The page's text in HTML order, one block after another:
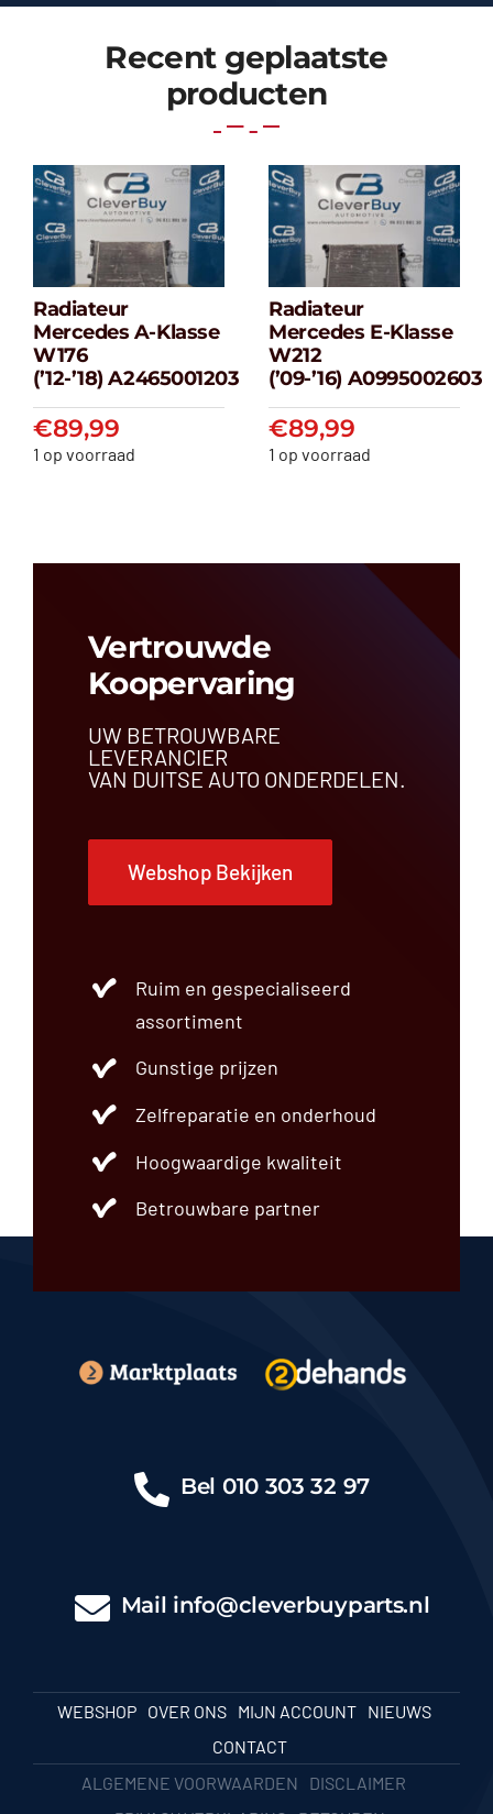
Recent geplaatste
producten
Radiateur
Mercedes A-
klasse W176
(’12-’18) A2465001203
€89,99
Radiateur
Mercedes A-Klasse
W176
(’12-’18) A2465001203
€89,99
1 op voorraad
Radiateur
Mercedes E-
klasse W212
(’09-’16)
€89,99
Radiateur
Mercedes E-Klasse
W212
(’09-’16) A0995002603
€89,99
1 op voorraad
Vertrouwde
Koopervaring
UW BETROUWBARE
LEVERANCIER
VAN DUITSE AUTO ONDERDELEN.
Webshop Bekijken
Ruim en gespecialiseerd
assortiment
Gunstige prijzen
Zelfreparatie en onderhoud
Hoogwaardige kwaliteit
Betrouwbare partner
Bel 010 303 32 97
Mail info@cleverbuyparts.nl
WEBSHOP OVER ONS MIJN ACCOUNT
NIEUWS
CONTACT
ALGEMENE VOORWAARDEN
DISCLAIMER